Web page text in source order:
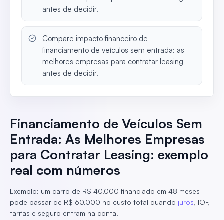
antes de decidir.
Compare impacto financeiro de
financiamento de veículos sem entrada: as
melhores empresas para contratar leasing
antes de decidir.
Financiamento de Veículos Sem
Entrada: As Melhores Empresas
para Contratar Leasing: exemplo
real com números
Exemplo: um carro de R$ 40.000 financiado em 48 meses
pode passar de R$ 60.000 no custo total quando juros, IOF,
tarifas e seguro entram na conta.